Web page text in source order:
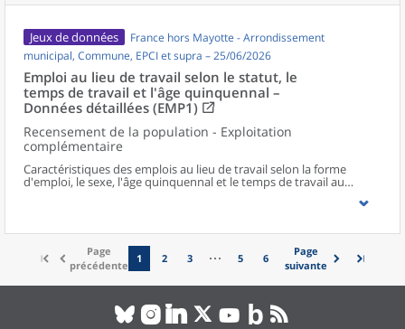
Jeux de données
France hors Mayotte - Arrondissement
municipal, Commune, EPCI et supra – 25/06/2026
Emploi au lieu de travail selon le statut, le
temps de travail et l'âge quinquennal –
Données détaillées (EMP1)
Recensement de la population - Exploitation
complémentaire
Caractéristiques des emplois au lieu de travail selon la forme
d'emploi, le sexe, l'âge quinquennal et le temps de travail au
niveau communal et supracommunal pour la France hors
Page
précédente
1 2 3 5 6
Page
suivante